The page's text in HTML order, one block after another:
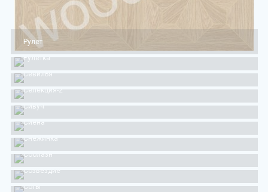
Рулет
Рулетка
Севилья
Селекция-2
Сивуч
Сиена
Снежинка
Соблазн
Созвездие
Соты